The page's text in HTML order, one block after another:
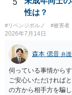
性は？
#リベンジポルノ #被害者
2026年7月14日
森本 偲音 弁
伺っている事情から
ご安心いただければ
の方から相手方を騙